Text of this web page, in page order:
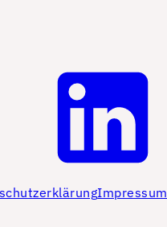
Impressum